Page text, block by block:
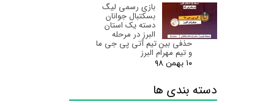
بازی رسمی لیگ
بسکتبال جوانان
دسته یک استان
البرز‌ در مرحله
حذفی بین تیم آتی پی جی ما
و تیم مهرام البرز
۱۰ بهمن ۹۸
دسته بندی ها